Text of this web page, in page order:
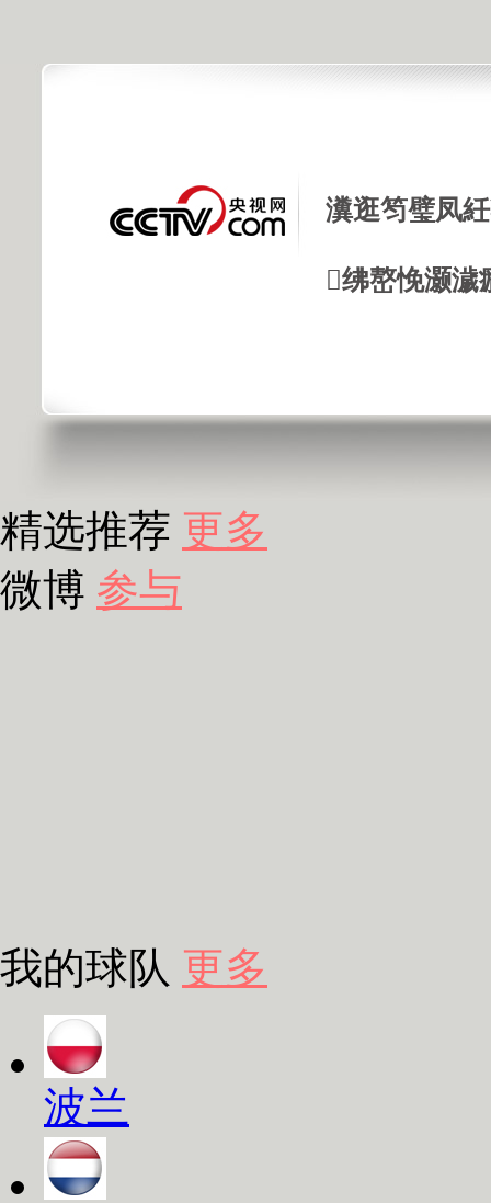
瀵逛笉璧凤
绋嶅悗灏
精选推荐 更多
微博 参与
我的球队 更多
波兰